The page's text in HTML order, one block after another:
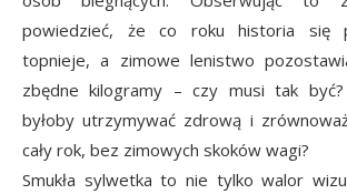
powiedzieć, że co roku historia się
topnieje, a zimowe lenistwo
zbędne kilogramy – czy musi tak
byłoby utrzymywać zdrową i
cały rok, bez zimowych skoków wagi?
Smukła sylwetka to nie tylko walor